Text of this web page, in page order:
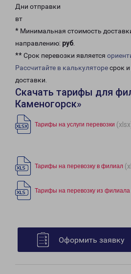
Дни отправки
вт
* Минимальная стоимость
направлению: руб.
** Срок перевозки является
Рассчитайте в калькуляторесрок
доставки.
Скачать тарифы для
Каменогорск»
Тарифы на услуги перевозки
Тарифы на перевозку в филиал
Тарифы на перевозку из филиала
Оформить заявку